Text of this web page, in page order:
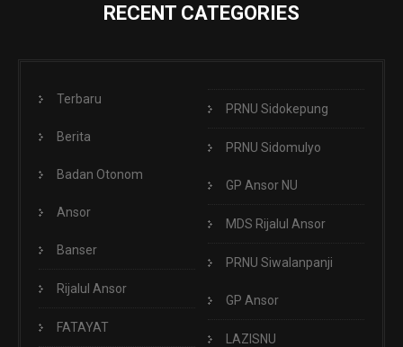
RECENT CATEGORIES
Terbaru
Berita
Badan Otonom
Ansor
Banser
Rijalul Ansor
FATAYAT
PRNU Sidokepung
PRNU Sidomulyo
GP Ansor NU
MDS Rijalul Ansor
PRNU Siwalanpanji
GP Ansor
LAZISNU